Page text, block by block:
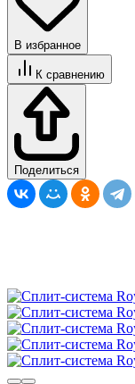
В избранное
К сравнению
Поделиться